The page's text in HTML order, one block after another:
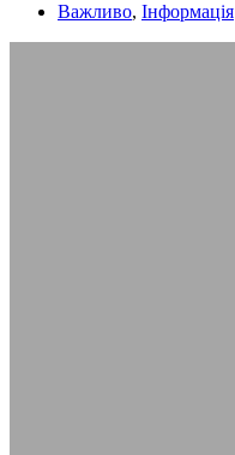
Важливо, Інформація